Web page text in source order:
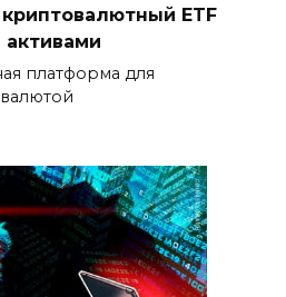
криптовалютный ETF
активами
платформа для